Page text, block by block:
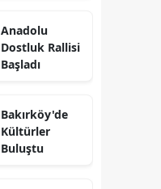
Anadolu
Dostluk Rallisi
Başladı
Bakırköy'de
Kültürler
Buluştu